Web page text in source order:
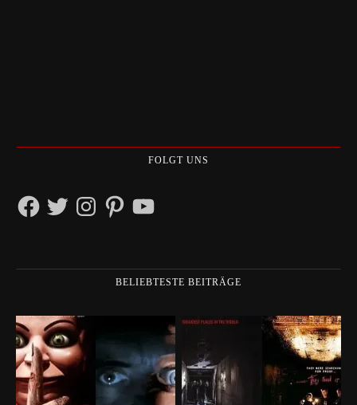
FOLGT UNS
FacebookTwitterInstagramPinterestYouTube
BELIEBTESTE BEITRÄGE